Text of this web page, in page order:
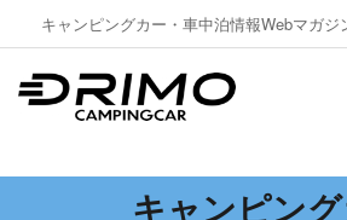
キャンピングカー・車中泊情報Webマガジ
キャンピン